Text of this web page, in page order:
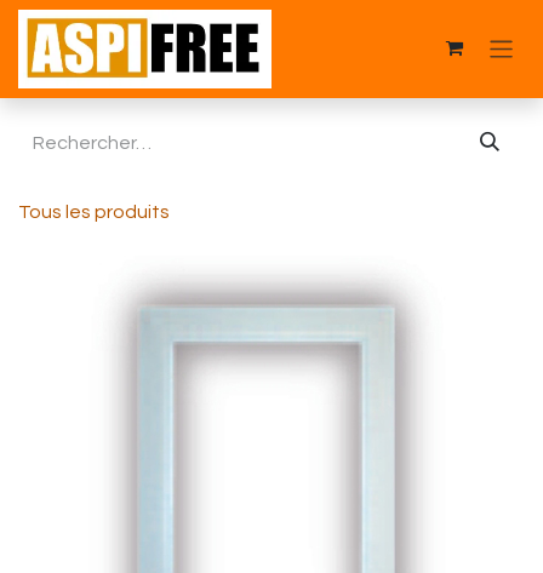
Se rendre au contenu
Tous les produits